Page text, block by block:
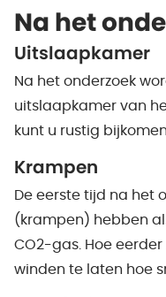
Na het
Uitslaapkamer
Na het onderzoek
uitslaapkamer van
kunt u rustig
Krampen
De eerste tijd na het
(krampen) hebben
CO2-gas. Hoe
winden te laten hoe